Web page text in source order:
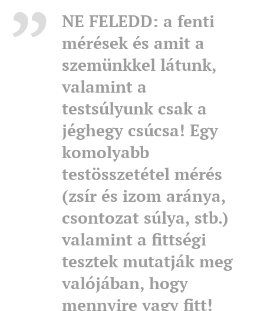
NE FELEDD: a fenti
mérések és amit a
szemünkkel látunk,
valamint a
testsúlyunk csak a
jéghegy csúcsa! Egy
komolyabb
testösszetétel mérés
(zsír és izom aránya,
csontozat súlya, stb.)
valamint a fittségi
tesztek mutatják meg
valójában, hogy
mennyire vagy fitt!